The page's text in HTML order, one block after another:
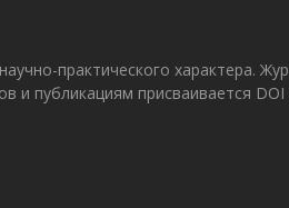
практического характера.
и публикациям присваивается